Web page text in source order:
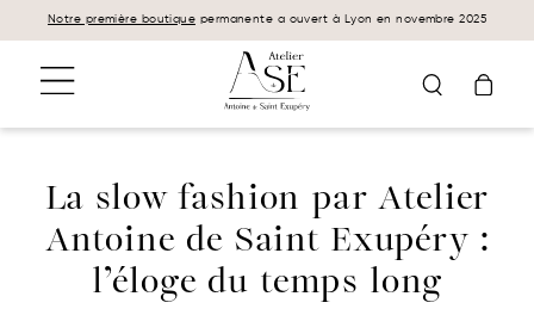
Panneau de gestion des cookies
Notre première boutique permanente a ouvert à Lyon en novembre 2025
La slow fashion par Atelier
Antoine de Saint Exupéry :
l’éloge du temps long